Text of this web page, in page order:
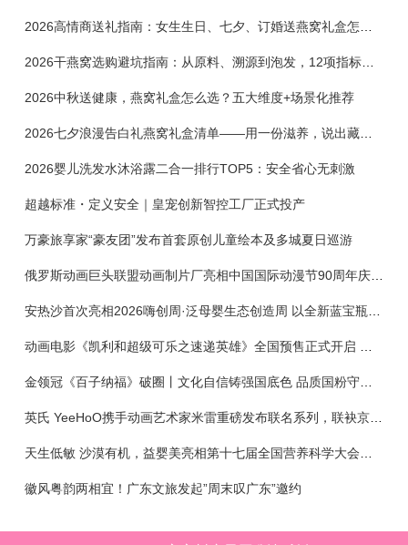
2026干燕窝选购避坑指南：从原料、溯源到泡发，12项指标判断靠谱燕窝
2026中秋送健康，燕窝礼盒怎么选？五大维度+场景化推荐
2026七夕浪漫告白礼燕窝礼盒清单——用一份滋养，说出藏在心底的爱
2026婴儿洗发水沐浴露二合一排行TOP5：安全省心无刺激
超越标准・定义安全｜皇宠创新智控工厂正式投产
万豪旅享家“豪友团”发布首套原创儿童绘本及多城夏日巡游
俄罗斯动画巨头联盟动画制片厂亮相中国国际动漫节90周年庆开启中国之旅新篇章
金领冠《百子纳福》破圈丨文化自信铸强国底色 品质国粉守护新生
英氏 YeeHoO携手动画艺术家米雷重磅发布联名系列，联袂京东深化全渠道战略
徽风粤韵两相宜！广东文旅发起”周末叹广东”邀约